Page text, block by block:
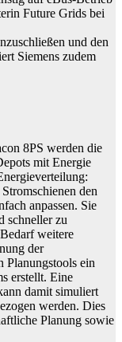
Future Grids bei
und den
Siemens zudem
8PS werden die
mit Energie
den
anpassen. Sie
schneller zu
weitere
der
ein
erstellt. Eine
damit simuliert
werden. Dies
Planung sowie